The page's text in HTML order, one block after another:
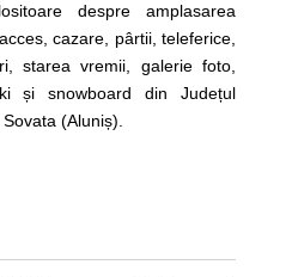
despre amplasarea
cazare, pârtii, teleferice,
starea vremii, galerie foto,
și snowboard din Județul
(Aluniș).